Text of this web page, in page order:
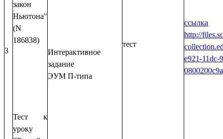
3
закон
Ньютона"
(N
186838)
Тест к
уроку
Интерактивное
задание
ЭУМ П-типа
тест
ссылка
http://
e921-11dc-